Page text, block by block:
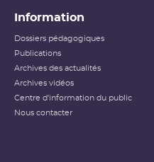
Information
Dossiers pédagogiques
Publications
Archives des actualités
Archives vidéos
Centre d'information du public
Nous contacter